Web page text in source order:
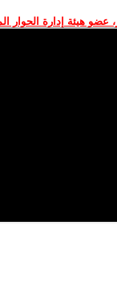
هيئة إدارة الحوار